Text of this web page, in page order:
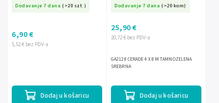
Dodavanje 7 dana (>20 szt.)
5,52 € bez PDV-a
6,90 €
Dodaj u košaricu
Dodavanje 7 dana (>20 kom)
20,72 € bez PDV-a
25,90 €
Dodaj u košaricu
GA2128 CERADE 4 X 8 M TAMNOZELENA
SREBRNA